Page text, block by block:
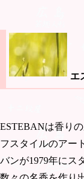
エ
ESTEBANは香り
フスタイルのアー
バンが1979年にス